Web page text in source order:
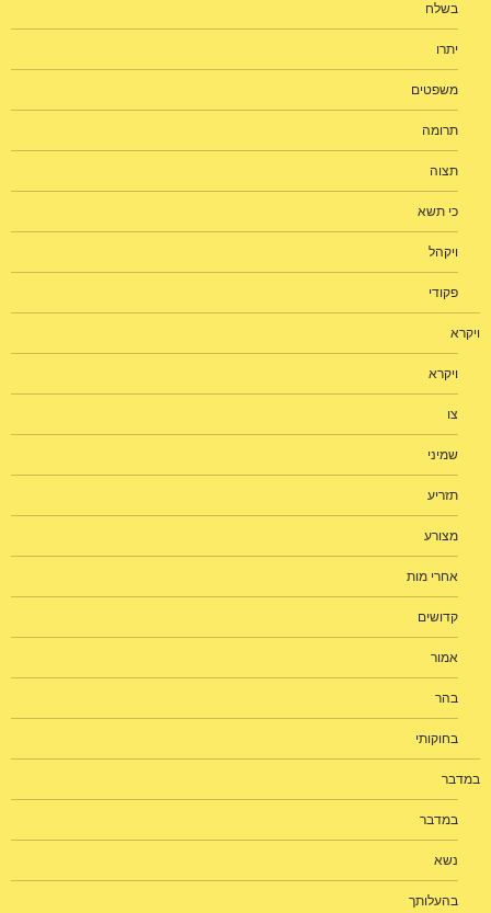
בשלח
יתרו
משפטים
תרומה
תצוה
כי תשא
ויקהל
פקודי
ויקרא
ויקרא
צו
שמיני
תזריע
מצורע
אחרי מות
קדושים
אמור
בהר
בחוקותי
במדבר
במדבר
נשא
בהעלותך